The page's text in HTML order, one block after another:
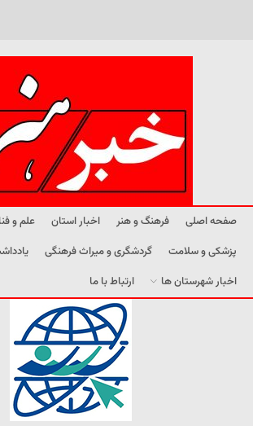
صفحه اصلی فرهنگ و هنر اخبار استان علم و
پزشکی و سلامت
گردشگری و میراث فرهنگی
اخبار شهرستان ها
ارتباط با ما